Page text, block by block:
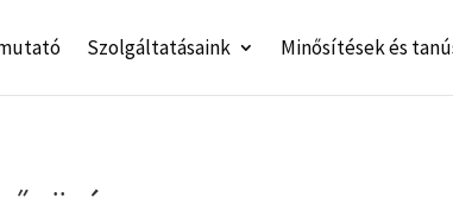
Szolgáltatásaink Minősítések és